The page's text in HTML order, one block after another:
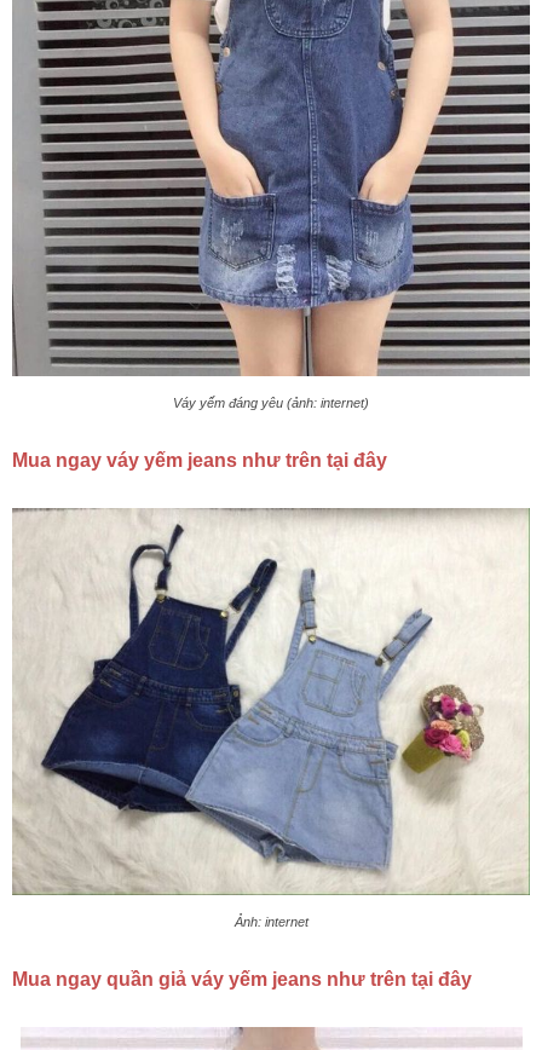
Váy yếm đáng yêu (ảnh: internet)
Mua ngay váy yếm jeans như trên tại đây
Ảnh: internet
Mua ngay quần giả váy yếm jeans như trên tại đây